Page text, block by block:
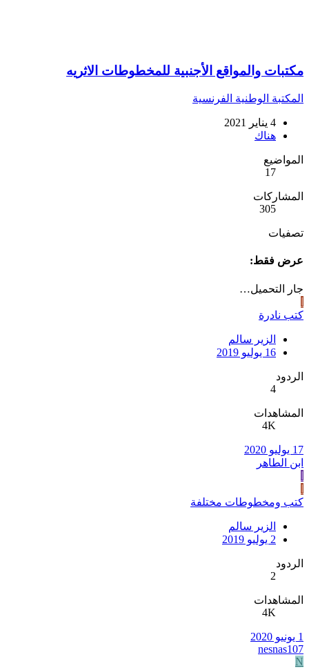
مكتبات والمواقع الأجنبية للمخطوطات الاثريه
المكتبة الوطنية الفرنسية
4 يناير 2021
هناك
المواضيع
17
المشاركات
305
تصفيات
عرض فقط:
جار التحميل…
كتب نادرة
الزير سالم
16 يوليو 2019
الردود
4
المشاهدات
4K
17 يوليو 2020
ابن الطاهر
كتب ومخطوطات مختلفة
الزير سالم
2 يوليو 2019
الردود
2
المشاهدات
4K
1 يونيو 2020
nesnas107
N